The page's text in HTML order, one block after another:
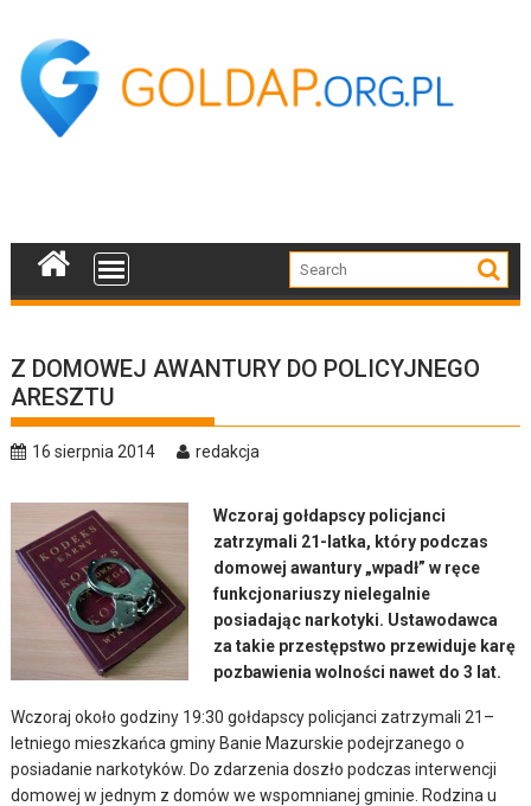
content
Z DOMOWEJ AWANTURY DO POLICYJNEGO
ARESZTU
16 sierpnia 2014 redakcja
Wczoraj gołdapscy policjanci
zatrzymali 21-latka, który podczas
domowej awantury „wpadł” w ręce
funkcjonariuszy nielegalnie
posiadając narkotyki. Ustawodawca
za takie przestępstwo przewiduje karę
pozbawienia wolności nawet do 3 lat.
Wczoraj około godziny 19:30 gołdapscy policjanci zatrzymali 21–
letniego mieszkańca gminy Banie Mazurskie podejrzanego o
posiadanie narkotyków. Do zdarzenia doszło podczas interwencji
domowej w jednym z domów we wspomnianej gminie. Rodzina u